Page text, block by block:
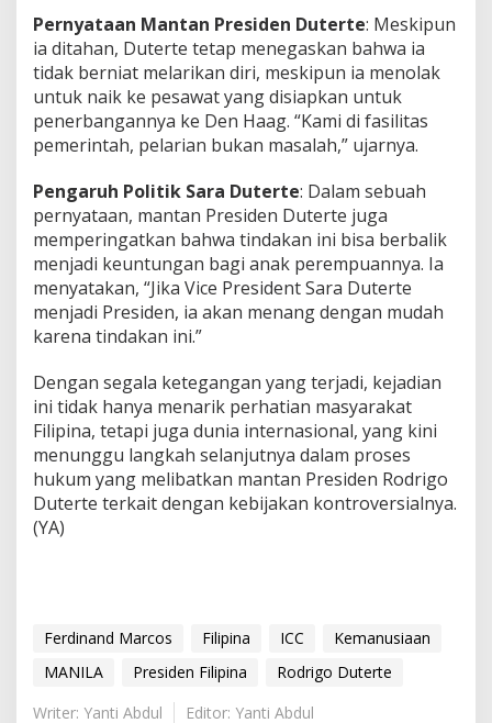
Pernyataan Mantan Presiden Duterte: Meskipun
ia ditahan, Duterte tetap menegaskan bahwa ia
tidak berniat melarikan diri, meskipun ia menolak
untuk naik ke pesawat yang disiapkan untuk
penerbangannya ke Den Haag. “Kami di fasilitas
pemerintah, pelarian bukan masalah,” ujarnya.
Pengaruh Politik Sara Duterte: Dalam sebuah
pernyataan, mantan Presiden Duterte juga
memperingatkan bahwa tindakan ini bisa berbalik
menjadi keuntungan bagi anak perempuannya. Ia
menyatakan, “Jika Vice President Sara Duterte
menjadi Presiden, ia akan menang dengan mudah
karena tindakan ini.”
Dengan segala ketegangan yang terjadi, kejadian
ini tidak hanya menarik perhatian masyarakat
Filipina, tetapi juga dunia internasional, yang kini
menunggu langkah selanjutnya dalam proses
hukum yang melibatkan mantan Presiden Rodrigo
Duterte terkait dengan kebijakan kontroversialnya.
(YA)
Ferdinand Marcos Filipina ICC
Kemanusiaan
MANILA
Presiden Filipina
Rodrigo Duterte
Writer: Yanti Abdul
Editor: Yanti Abdul